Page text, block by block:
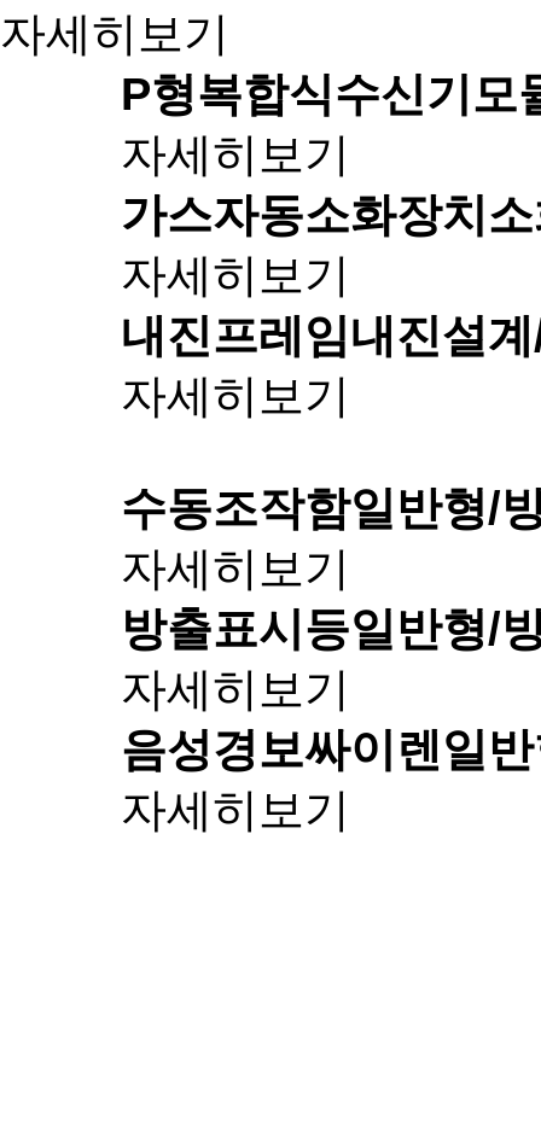
자세히보기
P형복합식수신기 모
자세히보기
가스자동소화장치
자세히보기
내진프레임내진설
자세히보기
수동조작함일반형/
자세히보기
방출표시등일반형/
자세히보기
음성경보싸이렌일
자세히보기